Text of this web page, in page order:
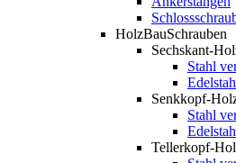
HolzBauSchrauben
Sechskant-
Stahl
Senkkopf-
Stahl
Tellerkopf-